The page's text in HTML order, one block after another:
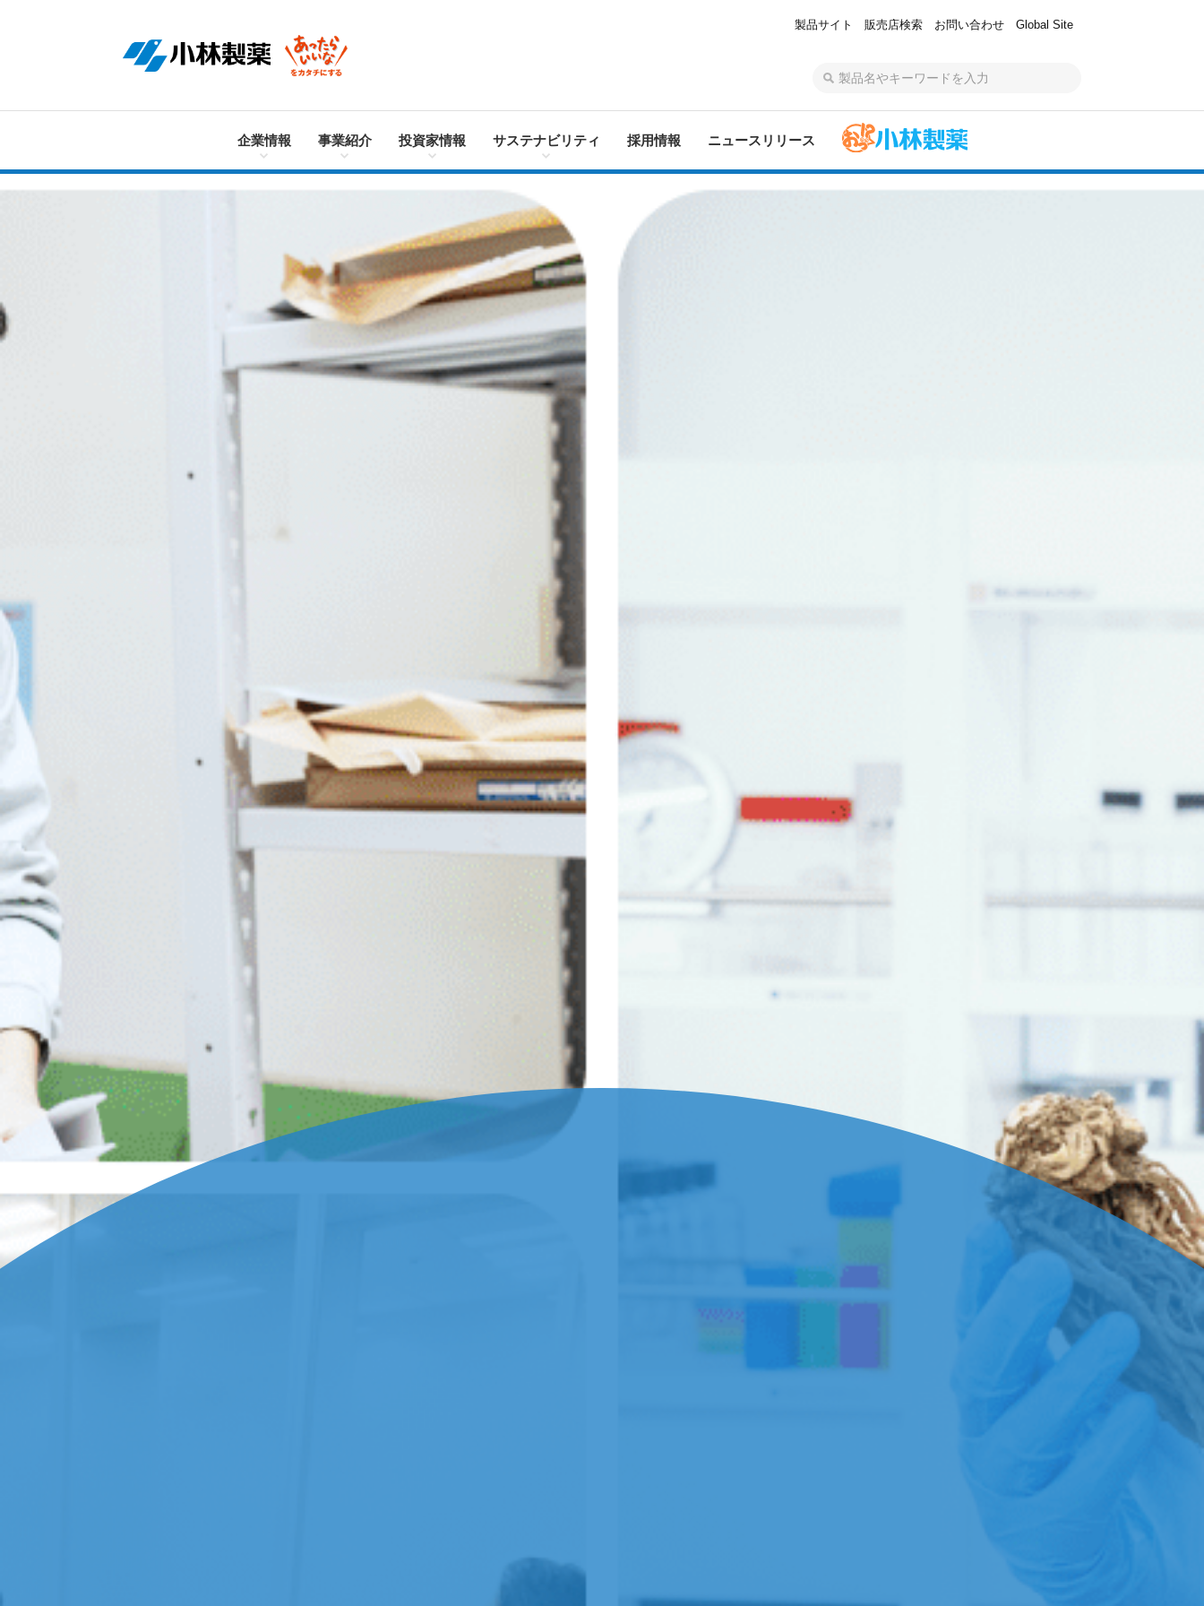
製品サイト 販売店検索 お問い合わせ Global Site
企業情報 事業紹介 投資家情報 サステナビリティ 採用情報 ニュースリリース